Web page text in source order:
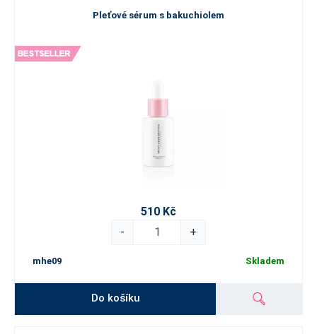
Pleťové sérum s bakuchiolem
510 Kč
-
+
mhe09 Skladem
Do košíku